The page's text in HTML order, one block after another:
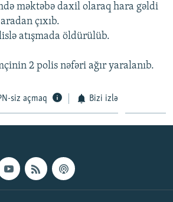
TELEFONUNUZDA
məktəbə daxil olaraq hara gəldi
çıxıb.
atışmada öldürülüb.
2 polis nəfəri ağır yaralanıb.
siz açmaq Bizi izlə